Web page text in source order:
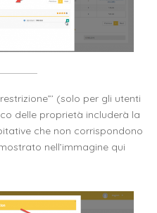
(solo per gli utenti
delle proprietà includerà la
che non corrispondono
nell’immagine qui